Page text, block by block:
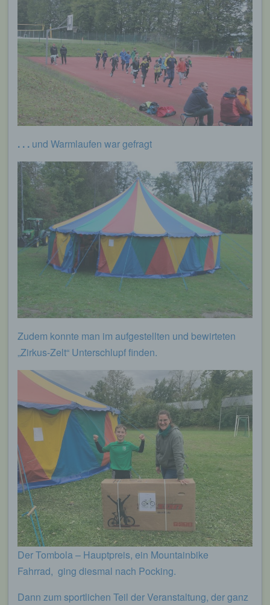
. . . und Warmlaufen war gefragt
Zudem konnte man im aufgestellten und bewirteten
„Zirkus-Zelt“ Unterschlupf finden.
Der Tombola – Hauptpreis, ein Mountainbike
Fahrrad, ging diesmal nach Pocking.
Dann zum sportlichen Teil der Veranstaltung, der ganz